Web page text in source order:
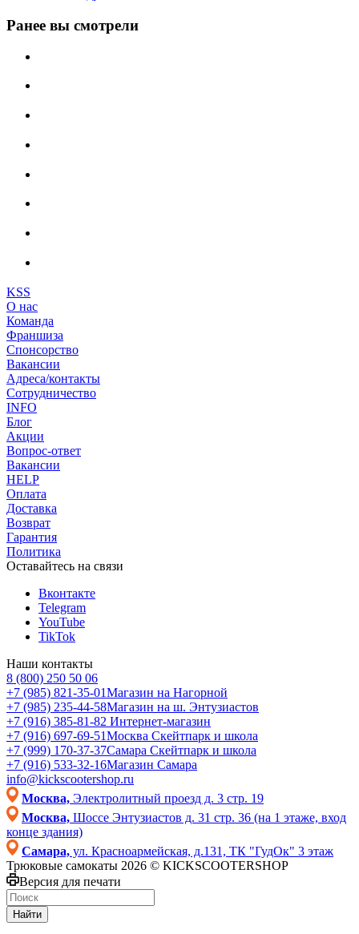
Ранее вы смотрели
KSS
О нас
Команда
Франшиза
Спонсорство
Вакансии
Адреса/контакты
Сотрудничество
INFO
Блог
Акции
Вопрос-ответ
Вакансии
HELP
Оплата
Доставка
Возврат
Гарантия
Политика
Оставайтесь на связи
Вконтакте
Telegram
YouTube
TikTok
Наши контакты
8 (800) 250 50 06
+7 (985) 821-35-01Магазин на Нагорной
+7 (985) 235-44-58Магазин на ш. Энтузиастов
+7 (916) 385-81-82 Интернет-магазин
+7 (916) 697-69-51Москва Скейтпарк и школа
+7 (999) 170-37-37Самара Скейтпарк и школа
+7 (916) 533-32-16Магазин Самара
info@kickscootershop.ru
Москва, Электролитный проезд д. 3 стр. 19
Москва, Шоссе Энтузиастов д. 31 стр. 36 (на 1 этаже, вход
конце здания)
Самара, ул. Красноармейская, д.131, ТК "ГудОк" 3 этаж
Трюковые самокаты 2026 © KICKSCOOTERSHOP
Версия для печати
Найти